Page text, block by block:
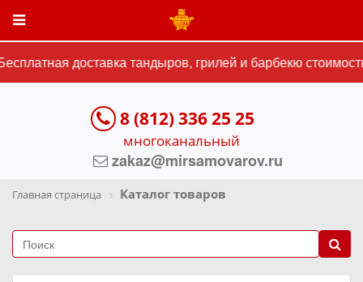
доставка тандыров, грилей и барбекю
8 (812) 336 25 25
многоканальный
zakaz@mirsamovarov.ru
Главная страница Каталог товаров